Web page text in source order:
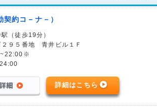
契約コ－ナ－）
（徒歩19分）
２９５番地 青井ビル１Ｆ
詳細はこちら